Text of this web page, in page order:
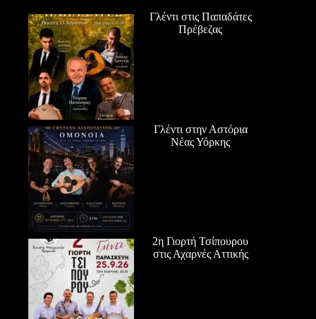
Γλέντι στις Παπαδάτες
Πρέβεζας
Γλέντι στην Αστόρια
Νέας Υόρκης
2η Γιορτή Τσίπουρου
στις Αχαρνές Αττικής